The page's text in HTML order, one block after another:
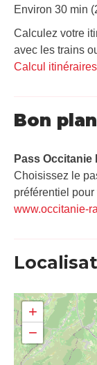
Environ 30 min
Calculez votre
avec les trains
Calcul
Bon plan
Pass Occitanie
Choisissez le
préférentiel
www.occitanie-
+
−